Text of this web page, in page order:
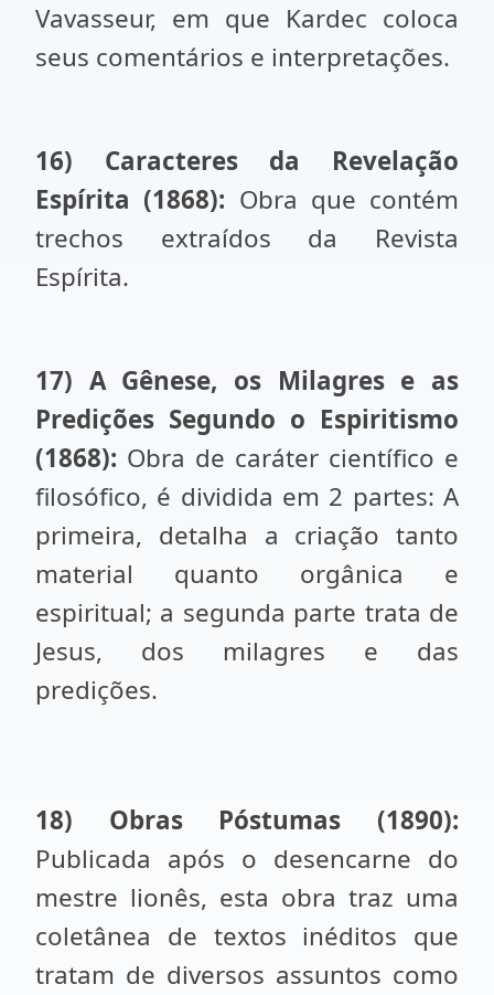
Vavasseur, em que Kardec coloca
seus comentários e interpretações.
16) Caracteres da Revelação
Espírita (1868): Obra que contém
trechos extraídos da Revista
Espírita.
17) A Gênese, os Milagres e as
Predições Segundo o Espiritismo
(1868): Obra de caráter científico e
filosófico, é dividida em 2 partes: A
primeira, detalha a criação tanto
material quanto orgânica e
espiritual; a segunda parte trata de
Jesus, dos milagres e das
predições.
18) Obras Póstumas (1890):
Publicada após o desencarne do
mestre lionês, esta obra traz uma
coletânea de textos inéditos que
tratam de diversos assuntos como